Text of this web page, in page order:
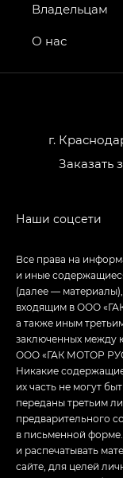
г.
Заказать
Владельцам
О нас
Все права на
и иные
(далее —
входящим в ООО
а также иным
заключенных между
ООО «ГАК МОТОР
Никакие
их часть не могут
переданы третьим
предварительного
в письменной
и распечатывать
сайте, для целей